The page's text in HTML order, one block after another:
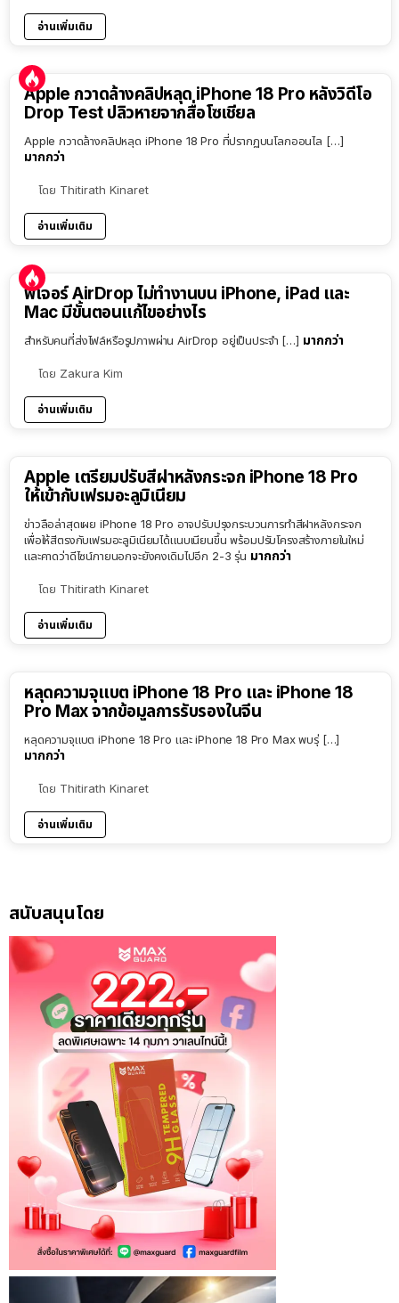
อ่านเพิ่มเติม
Apple กวาดล้างคลิปหลุด iPhone 18 Pro หลังวิดีโอ
Drop Test ปลิวหายจากสื่อโซเชียล
Apple กวาดล้างคลิปหลุด iPhone 18 Pro ที่ปรากฏบนโลกออนไล […]
มากกว่า
โดย Thitirath Kinaret
อ่านเพิ่มเติม
ฟีเจอร์ AirDrop ไม่ทำงานบน iPhone, iPad และ
Mac มีขั้นตอนแก้ไขอย่างไร
สำหรับคนที่ส่งไฟล์หรือรูปภาพผ่าน AirDrop อยู่เป็นประจำ […] มากกว่า
โดย Zakura Kim
อ่านเพิ่มเติม
Apple เตรียมปรับสีฝาหลังกระจก iPhone 18 Pro
ให้เข้ากับเฟรมอะลูมิเนียม
ข่าวลือล่าสุดเผย iPhone 18 Pro อาจปรับปรุงกระบวนการทำสีฝาหลังกระจก
เพื่อให้สีตรงกับเฟรมอะลูมิเนียมได้แนบเนียนขึ้น พร้อมปรับโครงสร้างภายในใหม่
และคาดว่าดีไซน์ภายนอกจะยังคงเดิมไปอีก 2-3 รุ่น มากกว่า
โดย Thitirath Kinaret
อ่านเพิ่มเติม
หลุดความจุแบต iPhone 18 Pro และ iPhone 18
Pro Max จากข้อมูลการรับรองในจีน
หลุดความจุแบต iPhone 18 Pro และ iPhone 18 Pro Max พบรุ่ […]
มากกว่า
โดย Thitirath Kinaret
อ่านเพิ่มเติม
สนับสนุนโดย